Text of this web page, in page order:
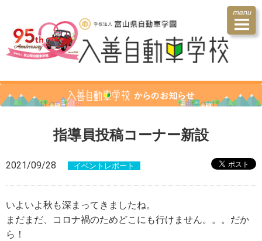
指導員投稿コーナー新設
2021/09/28 イベントレポート
いよいよ秋も深まってきましたね。
まだまだ、コロナ禍のためどこにも行けません。。。だか
ら！